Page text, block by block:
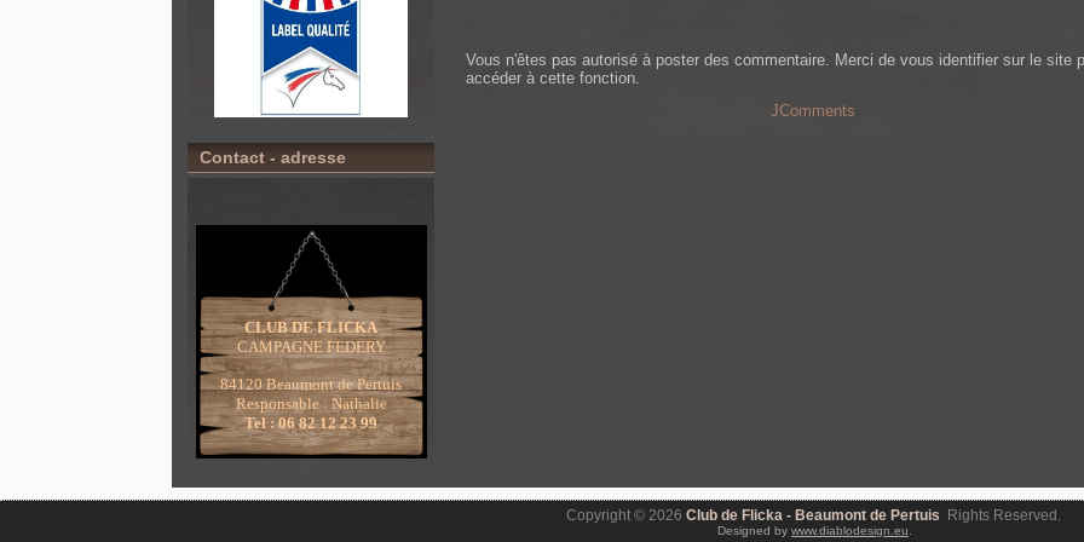
Contact - adresse
CLUB DE FLICKA
CAMPAGNE FEDERY
84120 Beaumont de Pertuis
Responsable : Nathalie
Tel : 06 82 12 23 99
Vous n'êtes pas autorisé à poster des commentaire. Merci de vous identifier sur le site
accéder à cette fonction.
JComments
Copyright © 2026 Club de Flicka - Beaumont de Pertuis Rights Reserved.
Designed by www.diablodesign.eu